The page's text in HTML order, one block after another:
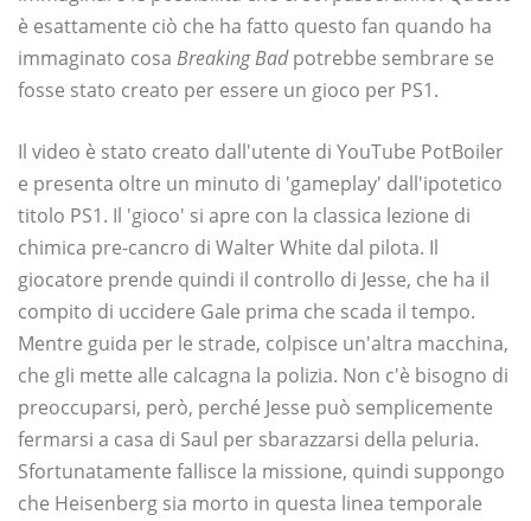
è esattamente ciò che ha fatto questo fan quando ha
immaginato cosa Breaking Badpotrebbe sembrare se
fosse stato creato per essere un gioco per PS1.
Il video è stato creato dall'utente di YouTube PotBoiler
e presenta oltre un minuto di 'gameplay' dall'ipotetico
titolo PS1. Il 'gioco' si apre con la classica lezione di
chimica pre-cancro di Walter White dal pilota. Il
giocatore prende quindi il controllo di Jesse, che ha il
compito di uccidere Gale prima che scada il tempo.
Mentre guida per le strade, colpisce un'altra macchina,
che gli mette alle calcagna la polizia. Non c'è bisogno di
preoccuparsi, però, perché Jesse può semplicemente
fermarsi a casa di Saul per sbarazzarsi della peluria.
Sfortunatamente fallisce la missione, quindi suppongo
che Heisenberg sia morto in questa linea temporale